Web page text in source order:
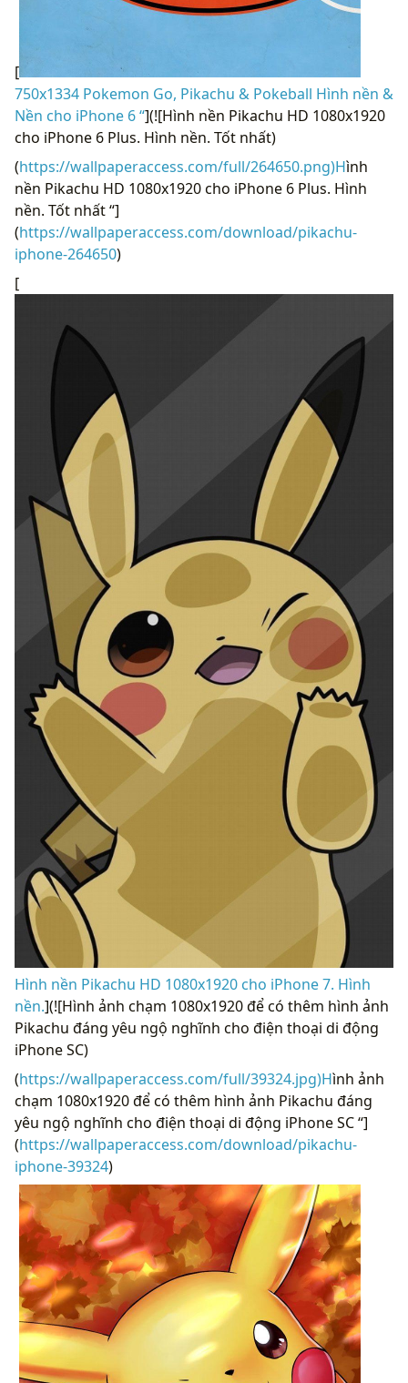
[
750x1334 Pokemon Go, Pikachu & Pokeball Hình nền &
Nền cho iPhone 6 “](![Hình nền Pikachu HD 1080x1920
cho iPhone 6 Plus. Hình nền. Tốt nhất)
(https://wallpaperaccess.com/full/264650.png)Hình
nền Pikachu HD 1080x1920 cho iPhone 6 Plus. Hình
nền. Tốt nhất “]
(https://wallpaperaccess.com/download/pikachu-
iphone-264650)
[
Hình nền Pikachu HD 1080x1920 cho iPhone 7. Hình
nền.](![Hình ảnh chạm 1080x1920 để có thêm hình ảnh
Pikachu đáng yêu ngộ nghĩnh cho điện thoại di động
iPhone SC)
(https://wallpaperaccess.com/full/39324.jpg)Hình ảnh
chạm 1080x1920 để có thêm hình ảnh Pikachu đáng
yêu ngộ nghĩnh cho điện thoại di động iPhone SC “]
(https://wallpaperaccess.com/download/pikachu-
iphone-39324)